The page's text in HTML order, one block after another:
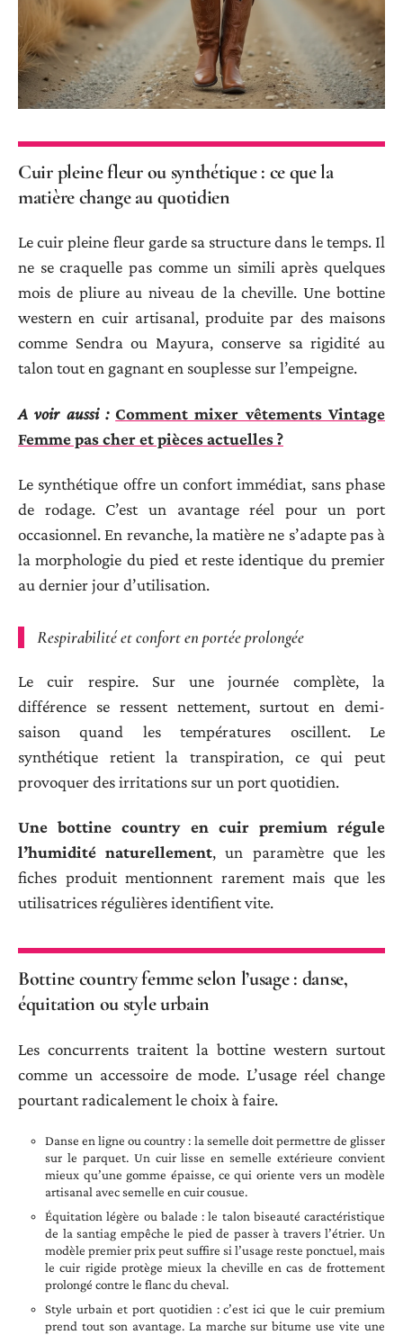
Cuir pleine fleur ou synthétique : ce que la
matière change au quotidien
Le cuir pleine fleur garde sa structure dans le temps. Il
ne se craquelle pas comme un simili après quelques
mois de pliure au niveau de la cheville. Une bottine
western en cuir artisanal, produite par des maisons
comme Sendra ou Mayura, conserve sa rigidité au
talon tout en gagnant en souplesse sur l’empeigne.
A voir aussi : Comment mixer vêtements Vintage
Femme pas cher et pièces actuelles ?
Le synthétique offre un confort immédiat, sans phase
de rodage. C’est un avantage réel pour un port
occasionnel. En revanche, la matière ne s’adapte pas à
la morphologie du pied et reste identique du premier
au dernier jour d’utilisation.
Respirabilité et confort en portée prolongée
Le cuir respire. Sur une journée complète, la
différence se ressent nettement, surtout en demi-
saison quand les températures oscillent. Le
synthétique retient la transpiration, ce qui peut
provoquer des irritations sur un port quotidien.
Une bottine country en cuir premium régule
l’humidité naturellement, un paramètre que les
fiches produit mentionnent rarement mais que les
utilisatrices régulières identifient vite.
Bottine country femme selon l’usage : danse,
équitation ou style urbain
Les concurrents traitent la bottine western surtout
comme un accessoire de mode. L’usage réel change
pourtant radicalement le choix à faire.
Danse en ligne ou country : la semelle doit permettre de glisser
sur le parquet. Un cuir lisse en semelle extérieure convient
mieux qu’une gomme épaisse, ce qui oriente vers un modèle
artisanal avec semelle en cuir cousue.
Équitation légère ou balade : le talon biseauté caractéristique
de la santiag empêche le pied de passer à travers l’étrier. Un
modèle premier prix peut suffire si l’usage reste ponctuel, mais
le cuir rigide protège mieux la cheville en cas de frottement
prolongé contre le flanc du cheval.
Style urbain et port quotidien : c’est ici que le cuir premium
prend tout son avantage. La marche sur bitume use vite une